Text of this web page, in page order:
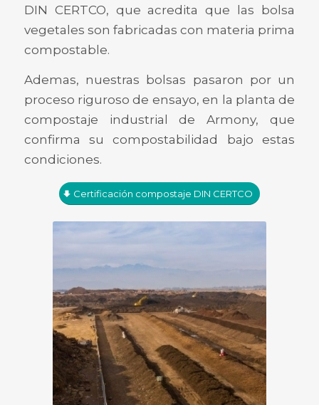
DIN CERTCO, que acredita que las bolsa
vegetales son fabricadas con materia prima
compostable.
Ademas, nuestras bolsas pasaron por un
proceso riguroso de ensayo, en la planta de
compostaje industrial de Armony, que
confirma su compostabilidad bajo estas
condiciones.
Certificación compostaje DIN CERTCO